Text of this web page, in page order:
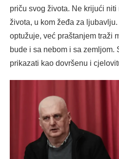
priču svog života. Ne krijući
života, u kom žeđa za
optužuje, već praštanjem traži
bude i sa nebom i sa zemljom.
prikazati kao dovršenu i